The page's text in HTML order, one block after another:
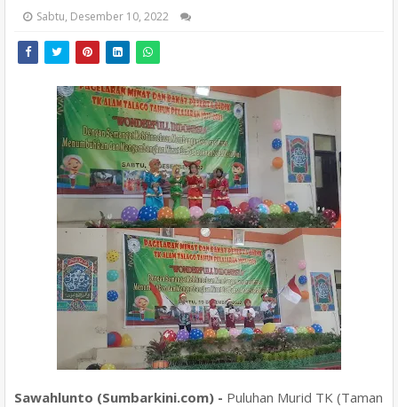
Sabtu, Desember 10, 2022
Sawahlunto (Sumbarkini.com) - Puluhan Murid TK (Taman